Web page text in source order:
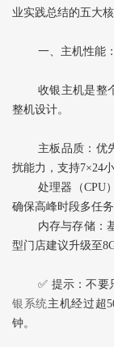
业实践总结的五大
一、主机性能
收银主机是整
整机设计。
主板品质‌：优
扰能力，支持7×24
处理器（CPU
确保高峰时段多任
内存与存储‌：
型门店建议升级至
✅ ‌提示‌：不要
银系统主机经过超
钟。